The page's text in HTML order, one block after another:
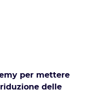
per mettere
delle